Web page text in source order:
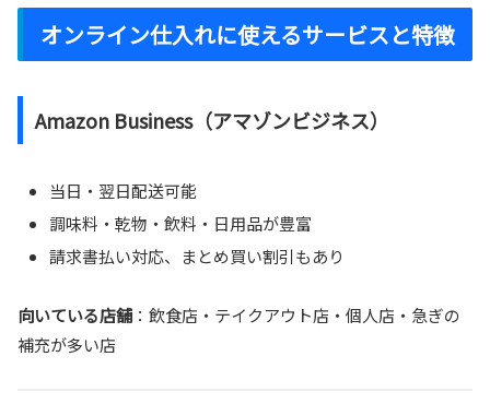
オンライン仕入れに使えるサービスと特徴
Amazon Business（アマゾンビジネス）
当日・翌日配送可能
調味料・乾物・飲料・日用品が豊富
請求書払い対応、まとめ買い割引もあり
向いている店舗 ：飲食店・テイクアウト店・個人店・急ぎの
補充が多い店